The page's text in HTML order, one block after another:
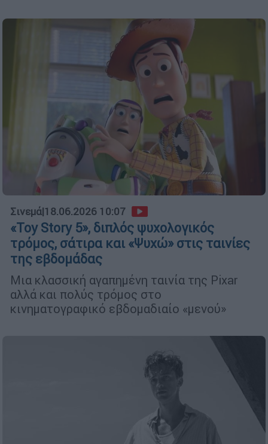
Σινεμά|18.06.2026 10:07
«Toy Story 5», διπλός ψυχολογικός
τρόμος, σάτιρα και «Ψυχώ» στις ταινίες
της εβδομάδας
Μια κλασσική αγαπημένη ταινία της Pixar
αλλά και πολύς τρόμος στο
κινηματογραφικό εβδομαδιαίο «μενού»